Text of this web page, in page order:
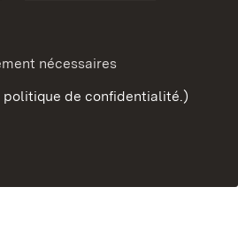
nécessaires
politique de confidentialité.)